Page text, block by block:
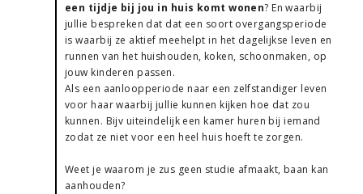
een tijdje bij jou in huis komt wonen? En waarbij
jullie bespreken dat dat een soort overgangsperiode
is waarbij ze aktief meehelpt in het dagelijkse leven en
runnen van het huishouden, koken, schoonmaken, op
jouw kinderen passen.
Als een aanloopperiode naar een zelfstandiger leven
voor haar waarbij jullie kunnen kijken hoe dat zou
kunnen. Bijv uiteindelijk een kamer huren bij iemand
zodat ze niet voor een heel huis hoeft te zorgen.
Weet je waarom je zus geen studie afmaakt, baan kan
aanhouden?